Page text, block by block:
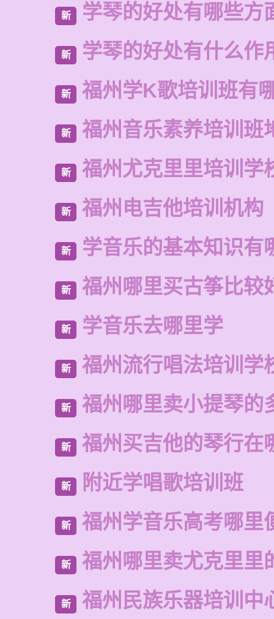
新 学琴的好处有哪些方
新 学琴的好处有什么作
新 福州学K歌培训班有
新 福州音乐素养培训班
新 福州尤克里里培训学
新 福州电吉他培训机构
新 学音乐的基本知识有
新 福州哪里买古筝比较
新 学音乐去哪里学
新 福州流行唱法培训学
新 福州哪里卖小提琴的
新 福州买吉他的琴行在
新 附近学唱歌培训班
新 福州学音乐高考哪里
新 福州哪里卖尤克里里
新 福州民族乐器培训中